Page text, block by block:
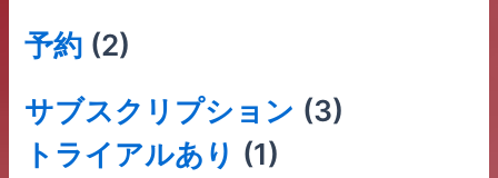
予約 (2)
サブスクリプション (3)
トライアルあり (1)